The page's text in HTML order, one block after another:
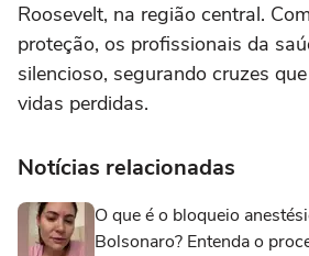
Roosevelt, na região central.
proteção, os profissionais da
silencioso, segurando cruzes
vidas perdidas.
Notícias relacionadas
O que é o bloqueio
Bolsonaro? Entenda o